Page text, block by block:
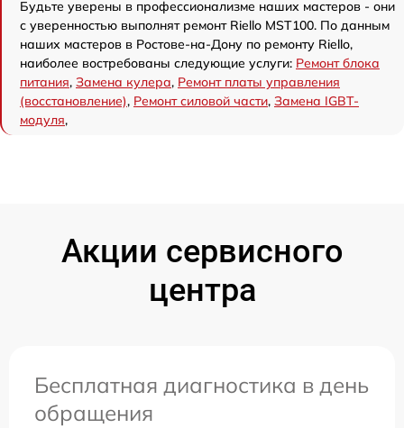
Будьте уверены в профессионализме наших мастеров - они
с уверенностью выполнят ремонт Riello MST100. По данным
наших мастеров в Ростове-на-Дону по ремонту Riello,
наиболее востребованы следующие услуги: Ремонт блока
питания, Замена кулера, Ремонт платы управления
(восстановление), Ремонт силовой части, Замена IGBT-
модуля,
Акции сервисного
центра
Бесплатная диагностика в день
обращения